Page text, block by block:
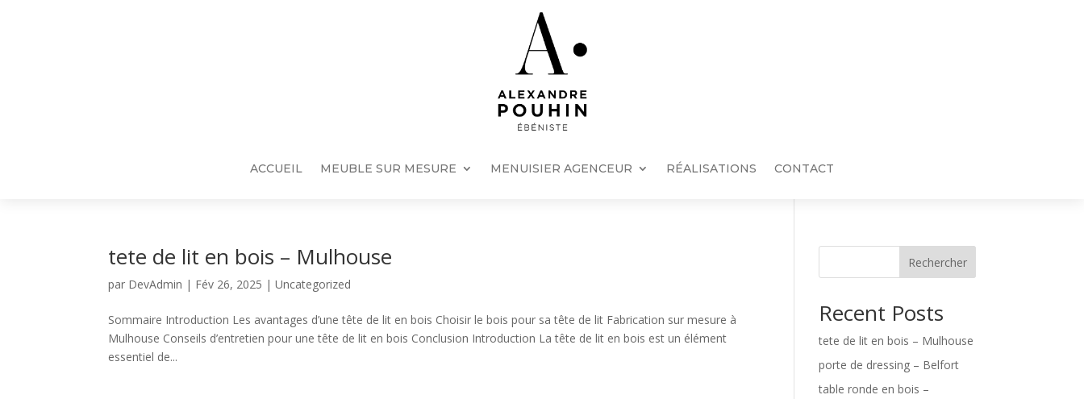
ACCUEIL MEUBLE SUR MESURE MENUISIER AGENCEUR RÉALISATIONS CONTACT
tete de lit en bois – Mulhouse
par DevAdmin | Fév 26, 2025 |Uncategorized
Sommaire Introduction Les avantages d’une tête de lit en bois Choisir le bois pour sa tête de lit Fabrication sur mesure à
Mulhouse Conseils d’entretien pour une tête de lit en bois Conclusion Introduction La tête de lit en bois est un élément
essentiel de...
Rechercher
Recent Posts
tete de lit en bois – Mulhouse
porte de dressing – Belfort
table ronde en bois –